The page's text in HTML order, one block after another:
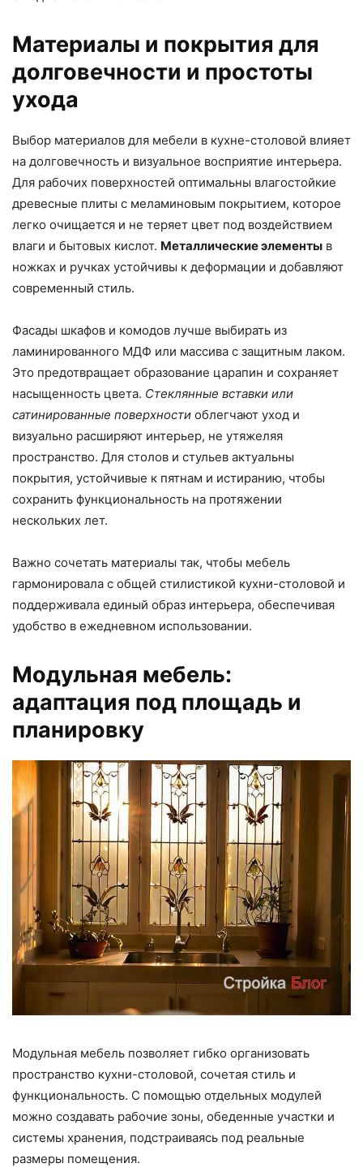
Материалы и покрытия для
долговечности и простоты
ухода
Выбор материалов для мебели в кухне-столовой влияет
на долговечность и визуальное восприятие интерьера.
Для рабочих поверхностей оптимальны влагостойкие
древесные плиты с меламиновым покрытием, которое
легко очищается и не теряет цвет под воздействием
влаги и бытовых кислот. Металлические элементы в
ножках и ручках устойчивы к деформации и добавляют
современный стиль.
Фасады шкафов и комодов лучше выбирать из
ламинированного МДФ или массива с защитным лаком.
Это предотвращает образование царапин и сохраняет
насыщенность цвета. Стеклянные вставки или
сатинированные поверхности облегчают уход и
визуально расширяют интерьер, не утяжеляя
пространство. Для столов и стульев актуальны
покрытия, устойчивые к пятнам и истиранию, чтобы
сохранить функциональность на протяжении
нескольких лет.
Важно сочетать материалы так, чтобы мебель
гармонировала с общей стилистикой кухни-столовой и
поддерживала единый образ интерьера, обеспечивая
удобство в ежедневном использовании.
Модульная мебель:
адаптация под площадь и
планировку
Модульная мебель позволяет гибко организовать
пространство кухни-столовой, сочетая стиль и
функциональность. С помощью отдельных модулей
можно создавать рабочие зоны, обеденные участки и
системы хранения, подстраиваясь под реальные
размеры помещения.